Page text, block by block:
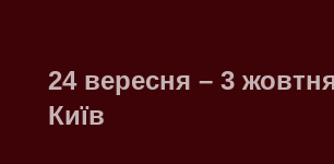
24 вересня – 3
Київ